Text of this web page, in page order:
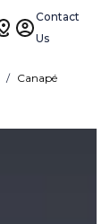
Contact
Us
Canapé